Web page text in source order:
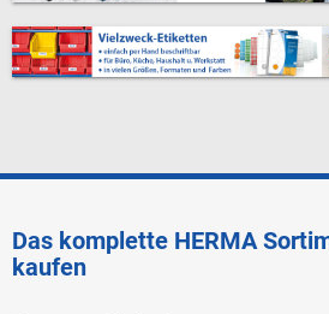
Das komplette HERMA
kaufen